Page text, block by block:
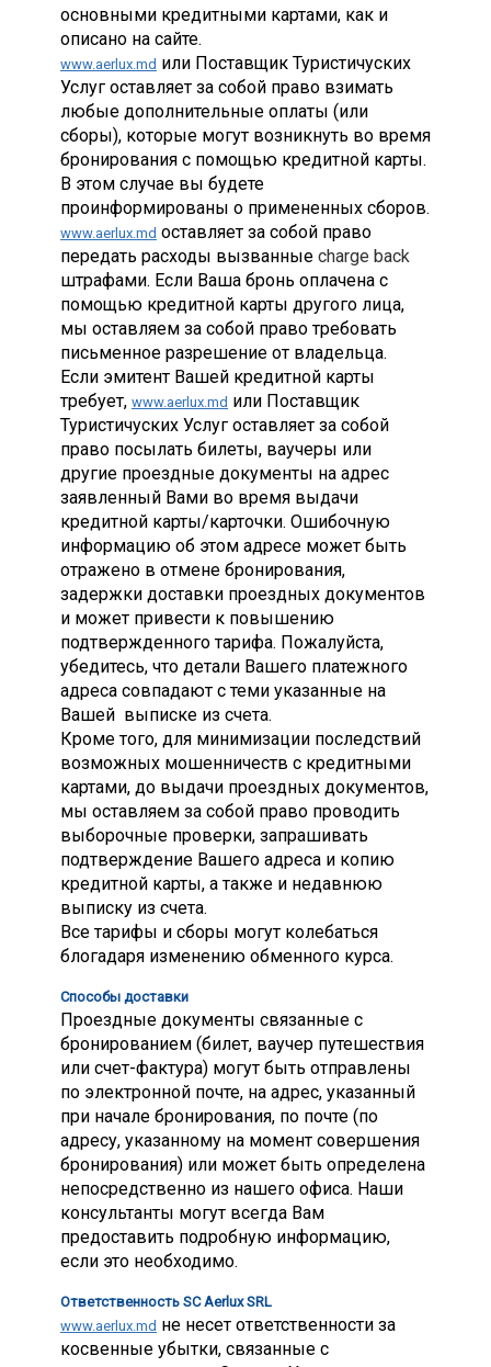
основными кредитными картами, как и
описано на сайте.
www.aerlux.md или Поставщик Туристичуских
Услуг оставляет за собой право взимать
любые дополнительные оплаты (или
сборы), которые могут возникнуть во время
бронирования с помощью кредитной карты.
В этом случае вы будете
проинформированы о примененных сборов.
www.aerlux.md оставляет за собой право
передать расходы вызванные charge back
штрафами. Если Ваша бронь оплачена с
помощью кредитной карты другого лица,
мы оставляем за собой право требовать
письменное разрешение от владельца.
Если эмитент Вашей кредитной карты
требует, www.aerlux.md или Поставщик
Туристичуских Услуг оставляет за собой
право посылать билеты, ваучеры или
другие проездные документы на адрес
заявленный Вами во время выдачи
кредитной карты/карточки. Ошибочную
информацию об этом адресе может быть
отражено в отмене бронирования,
задержки доставки проездных документов
и может привести к повышению
подтвержденного тарифа. Пожалуйста,
убедитесь, что детали Вашего платежного
адреса совпадают с теми указанные на
Вашей выписке из счета.
Кроме того, для минимизации последствий
возможных мошенничеств с кредитными
картами, до выдачи проездных документов,
мы оставляем за собой право проводить
выборочные проверки, запрашивать
подтверждение Вашего адреса и копию
кредитной карты, а также и недавнюю
выписку из счета.
Все тарифы и сборы могут колебаться
блогадаря изменению обменного курса.
Способы доставки
Проездные документы связанные с
бронированием (билет, ваучер путешествия
или счет-фактура) могут быть отправлены
по электронной почте, на адрес, указанный
при начале бронирования, по почте (по
адресу, указанному на момент совершения
бронирования) или может быть определена
непосредственно из нашего офиса. Наши
консультанты могут всегда Вам
предоставить подробную информацию,
если это необходимо.
Ответственность SC Aerlux SRL
www.aerlux.md не несет ответственности за
косвенные убытки, связанные с